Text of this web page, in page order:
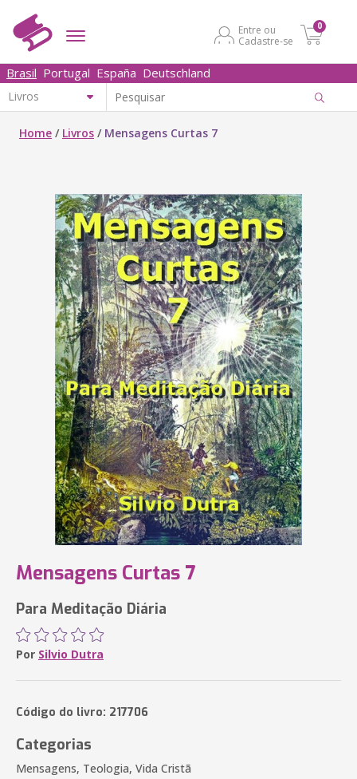
Entre ou
Cadastre-se
0
Brasil Portugal España Deutschland
Home / Livros / Mensagens Curtas 7
Mensagens Curtas 7
Para Meditação Diária
Por Silvio Dutra
Código do livro: 217706
Categorias
Mensagens, Teologia, Vida Cristã